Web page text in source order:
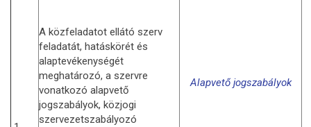
A közfeladatot ellátó szerv
feladatát, hatáskörét és
alaptevékenységét
meghatározó, a szervre
vonatkozó alapvető
jogszabályok, közjogi
szervezetszabályozó
Alapvető jogszabályok